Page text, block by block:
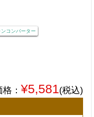
ンコンバーター
： ¥5,581(税込)